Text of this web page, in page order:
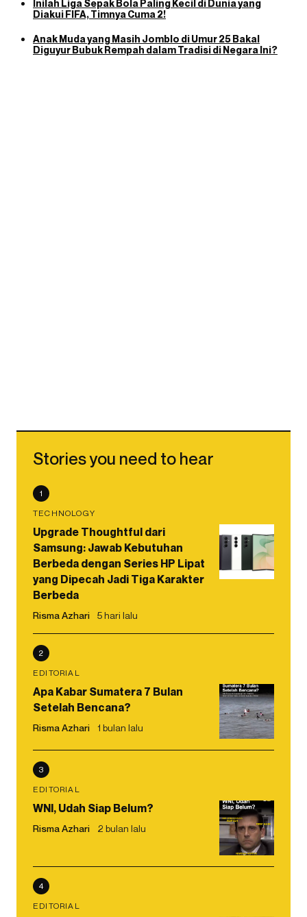
Inilah Liga Sepak Bola Paling Kecil di Dunia yang
Diakui FIFA, Timnya Cuma 2!
Anak Muda yang Masih Jomblo di Umur 25 Bakal
Diguyur Bubuk Rempah dalam Tradisi di Negara Ini?
Stories you need to hear
1
TECHNOLOGY
Upgrade Thoughtful dari
Samsung: Jawab Kebutuhan
Berbeda dengan Series HP Lipat
yang Dipecah Jadi Tiga Karakter
Berbeda
Risma Azhari 5 hari lalu
2
EDITORIAL
Apa Kabar Sumatera 7 Bulan
Setelah Bencana?
Risma Azhari 1 bulan lalu
3
EDITORIAL
WNI, Udah Siap Belum?
Risma Azhari 2 bulan lalu
4
EDITORIAL